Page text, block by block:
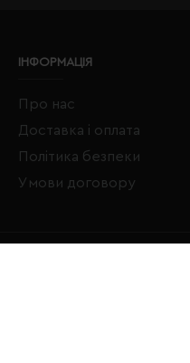
ІНФОРМАЦІЯ
Про нас
Доставка і оплата
Політика безпеки
Умови договору